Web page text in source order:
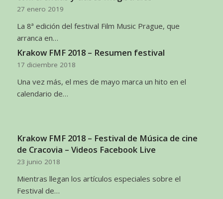
27 enero 2019
La 8ª edición del festival Film Music Prague, que
arranca en…
Krakow FMF 2018 – Resumen festival
17 diciembre 2018
Una vez más, el mes de mayo marca un hito en el
calendario de…
Krakow FMF 2018 – Festival de Música de cine
de Cracovia – Videos Facebook Live
23 junio 2018
Mientras llegan los artículos especiales sobre el
Festival de…